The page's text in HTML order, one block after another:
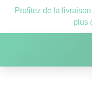
Profitez de la
plus